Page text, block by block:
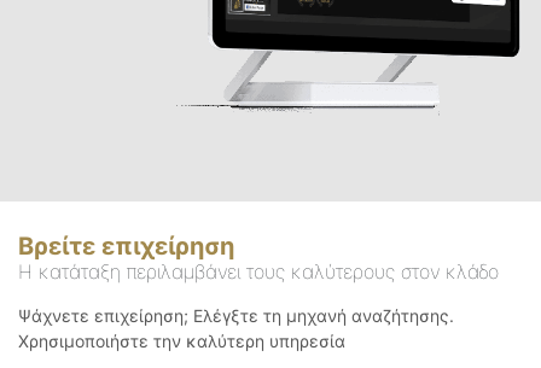
Βρείτε επιχείρηση
Η κατάταξη περιλαμβάνει τους καλύτερους στον κλάδο
Ψάχνετε επιχείρηση; Ελέγξτε τη μηχανή αναζήτησης.
Χρησιμοποιήστε την καλύτερη υπηρεσία